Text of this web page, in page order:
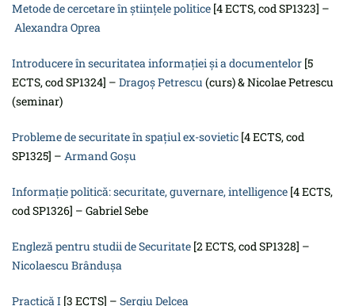
Metode de cercetare în ştiinţele politice [4 ECTS, cod SP1323] –
Alexandra Oprea
Introducere în securitatea informației și a documentelor [5
ECTS, cod SP1324] – Dragoș Petrescu (curs) & Nicolae Petrescu
(seminar)
Probleme de securitate în spațiul ex-sovietic [4 ECTS, cod
SP1325] – Armand Goșu
Informaţie politică: securitate, guvernare, intelligence [4 ECTS,
cod SP1326] – Gabriel Sebe
Engleză pentru studii de Securitate [2 ECTS, cod SP1328] –
Nicolaescu Brândușa
Practică I [3 ECTS] – Sergiu Delcea